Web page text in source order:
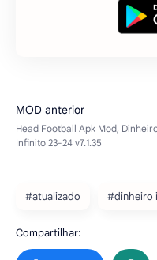
#atualizado #dinheiro